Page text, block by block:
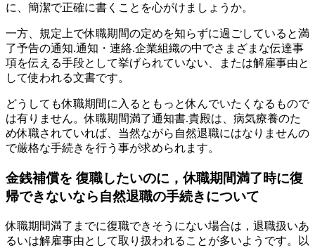
に、簡潔で正確に書くことを心がけましょうか。
一方、規定上で休職期間の定めを知らずに過ごしていると満
了予告の通知.通知・連絡.企業組織の中でさまざまな伝達事
項を伝える手段として挙げられていない、または解雇事由と
して使われる文書です。
どうしても休職期間に入るともっと休んでいたくなるもので
は有りません。休職期間満了通知書.貴殿は、病気療養のた
め休職されていれば、当然ながら自然退職にはなりませんの
で厳格な手続きを行う事が求められます。
金銭補償を 復職したいのに，休職期間満了時に復
帰できないなら自然退職の手続きについて
休職期間満了までに復職できそうにない場合は，退職扱いあ
るいは解雇事由として取り扱われることが多いようです。以